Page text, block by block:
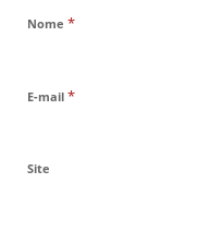
Nome *
E-mail *
Site